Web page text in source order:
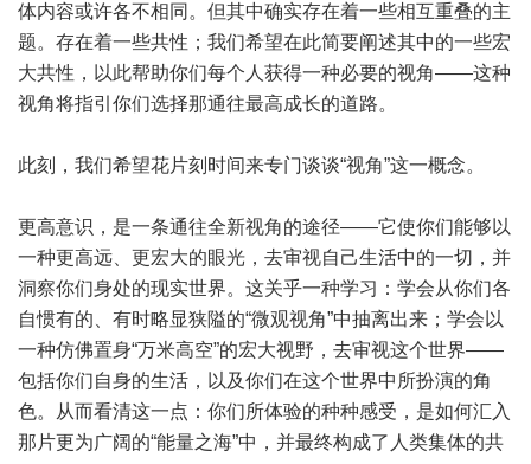
体内容或许各不相同。但其中确实存在着一些相互重叠的主
题。存在着一些共性；我们希望在此简要阐述其中的一些宏
大共性，以此帮助你们每个人获得一种必要的视角——这种
视角将指引你们选择那通往最高成长的道路。
此刻，我们希望花片刻时间来专门谈谈“视角”这一概念。
更高意识，是一条通往全新视角的途径——它使你们能够以
一种更高远、更宏大的眼光，去审视自己生活中的一切，并
洞察你们身处的现实世界。这关乎一种学习：学会从你们各
自惯有的、有时略显狭隘的“微观视角”中抽离出来；学会以
一种仿佛置身“万米高空”的宏大视野，去审视这个世界——
包括你们自身的生活，以及你们在这个世界中所扮演的角
色。从而看清这一点：你们所体验的种种感受，是如何汇入
那片更为广阔的“能量之海”中，并最终构成了人类集体的共